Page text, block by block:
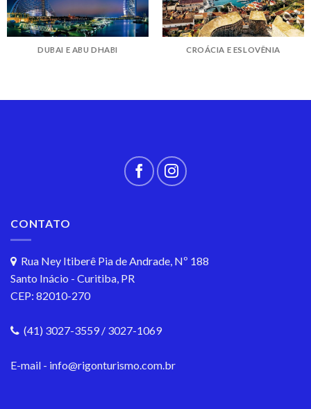
DUBAI E ABU DHABI CROÁCIA E ESLOVÊNIA
CONTATO
Rua Ney Itiberê Pia de Andrade, Nº 188
Santo Inácio - Curitiba, PR
CEP: 82010-270
(41) 3027-3559 / 3027-1069
E-mail - info@rigonturismo.com.br